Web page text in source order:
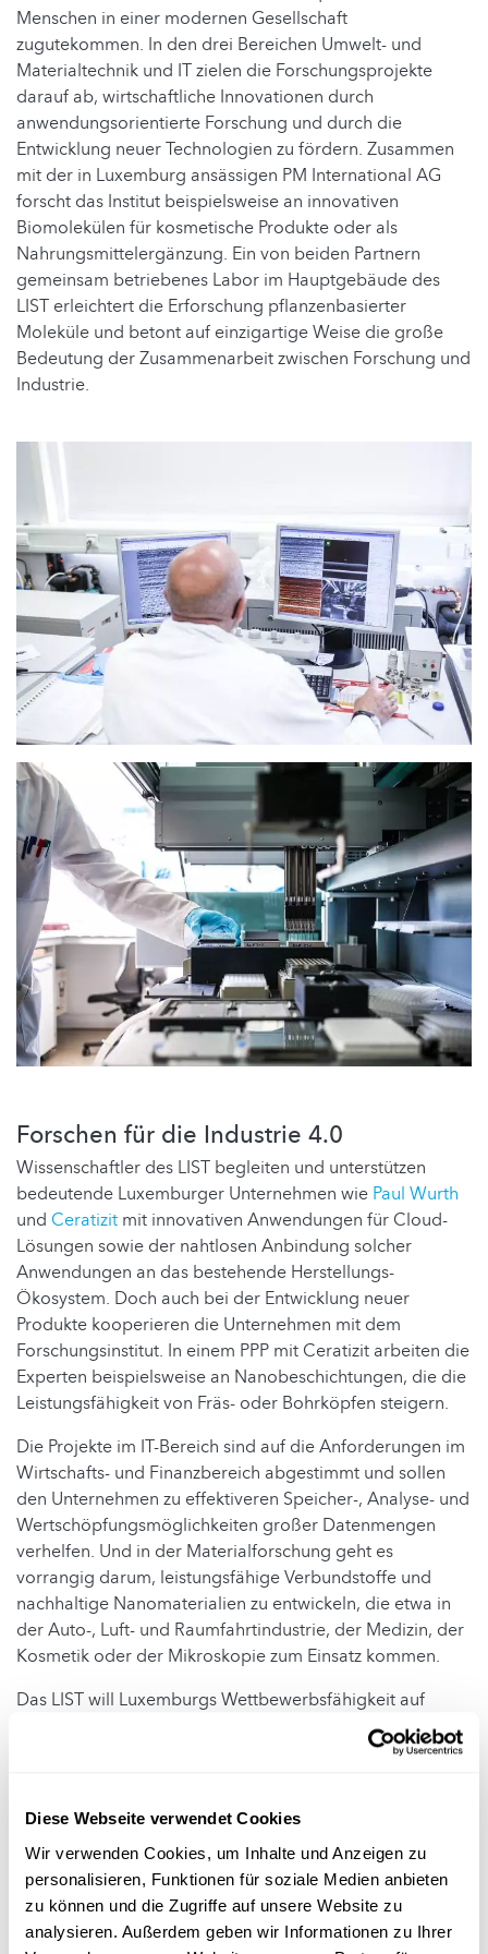
Diese Webseite verwendet Cookies
Wir verwenden Cookies, um Inhalte und Anzeigen zu
personalisieren, Funktionen für soziale Medien anbieten
zu können und die Zugriffe auf unsere Website zu
analysieren. Außerdem geben wir Informationen zu Ihrer
Menschen in einer modernen Gesellschaft
zugutekommen. In den drei Bereichen Umwelt- und
Materialtechnik und IT zielen die Forschungsprojekte
darauf ab, wirtschaftliche Innovationen durch
anwendungsorientierte Forschung und durch die
Entwicklung neuer Technologien zu fördern. Zusammen
mit der in Luxemburg ansässigen PM International AG
forscht das Institut beispielsweise an innovativen
Biomolekülen für kosmetische Produkte oder als
Nahrungsmittelergänzung. Ein von beiden Partnern
gemeinsam betriebenes Labor im Hauptgebäude des
LIST erleichtert die Erforschung pflanzenbasierter
Moleküle und betont auf einzigartige Weise die große
Bedeutung der Zusammenarbeit zwischen Forschung und
Industrie.
Forschen für die Industrie 4.0
Wissenschaftler des LIST begleiten und unterstützen
bedeutende Luxemburger Unternehmen wie Paul Wurth
und Ceratizit mit innovativen Anwendungen für Cloud-
Lösungen sowie der nahtlosen Anbindung solcher
Anwendungen an das bestehende Herstellungs-
Ökosystem. Doch auch bei der Entwicklung neuer
Produkte kooperieren die Unternehmen mit dem
Forschungsinstitut. In einem PPP mit Ceratizit arbeiten die
Experten beispielsweise an Nanobeschichtungen, die die
Leistungsfähigkeit von Fräs- oder Bohrköpfen steigern.
Die Projekte im IT-Bereich sind auf die Anforderungen im
Wirtschafts- und Finanzbereich abgestimmt und sollen
den Unternehmen zu effektiveren Speicher-, Analyse- und
Wertschöpfungsmöglichkeiten großer Datenmengen
verhelfen. Und in der Materialforschung geht es
vorrangig darum, leistungsfähige Verbundstoffe und
nachhaltige Nanomaterialien zu entwickeln, die etwa in
der Auto-, Luft- und Raumfahrtindustrie, der Medizin, der
Kosmetik oder der Mikroskopie zum Einsatz kommen.
Das LIST will Luxemburgs Wettbewerbsfähigkeit auf
regionaler, nationaler und internationaler Ebene
verbessern und dazu beitragen, internationale Märkte zu
Kooperationsbeziehungen sowohl zu kleinen und
mittleren Unternehmen als auch zu großen Konzernen
unterhalten. Das LIST ist ein aktives Mitglied in
europäischen Netzwerken, wie beispielsweise dem
Europäischen Verband von Forschungs- und